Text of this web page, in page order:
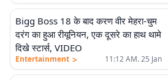
Bigg Boss 18 के बाद करण वीर मेहरा-चुम
दरंग का हुआ रीयूनियन, एक दूसरे का हाथ थामे
दिखे स्टार्स, VIDEO
Entertainment > 11:12 AM. 25 Jan